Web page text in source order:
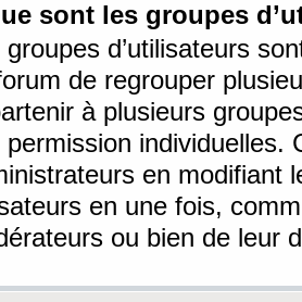
sont les groupes
groupes d’utilisateurs
de regrouper
à plusieurs
permission individuelles.
en modifiant
en une fois,
ou bien de leur